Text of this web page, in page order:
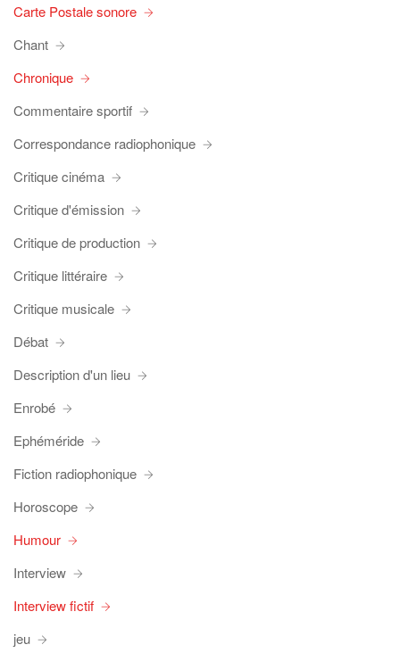
Carte Postale sonore
Chant
Chronique
Commentaire sportif
Correspondance radiophonique
Critique cinéma
Critique d'émission
Critique de production
Critique littéraire
Critique musicale
Débat
Description d'un lieu
Enrobé
Ephéméride
Fiction radiophonique
Horoscope
Humour
Interview
Interview fictif
jeu